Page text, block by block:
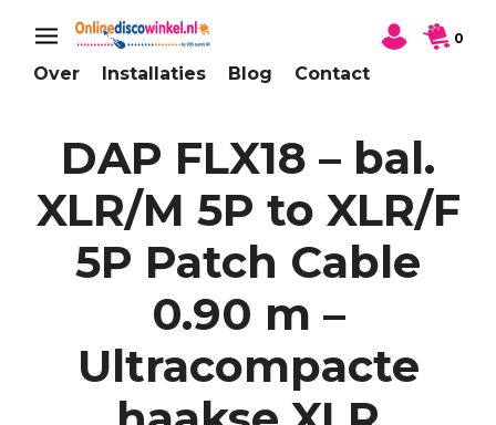
Over Installaties Blog Contact
0
DAP FLX18 – bal.
XLR/M 5P to XLR/F
5P Patch Cable
0.90 m –
Ultracompacte